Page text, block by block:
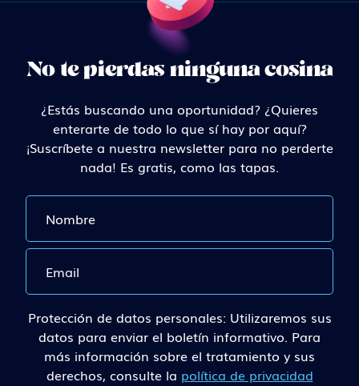
No te pierdas ninguna cosina
¿Estás buscando una oportunidad? ¿Quieres
enterarte de todo lo que sí hay por aquí?
¡Suscríbete a nuestra newsletter para no perderte
nada! Es gratis, como las tapas.
Protección de datos personales: Utilizaremos sus
datos para enviar el boletín informativo. Para
más información sobre el tratamiento y sus
derechos, consulte la política de privacidad